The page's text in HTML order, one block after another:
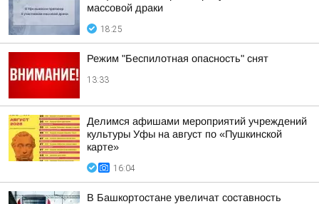
массовой драки
18:25
Режим "Беспилотная опасность" снят
13:33
Делимся афишами мероприятий учреждений
культуры Уфы на август по «Пушкинской
карте»
16:04
В Башкортостане увеличат составность